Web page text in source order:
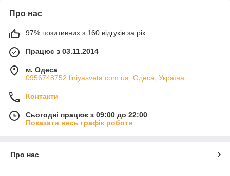
Про нас
97% позитивних з 160 відгуків за рік
Працює з 03.11.2014
м. Одеса
0956748752 liniyasveta.com.ua, Одеса, Україна
Контакти
Сьогодні працює з 09:00 до 22:00
Показати весь графік роботи
Про нас